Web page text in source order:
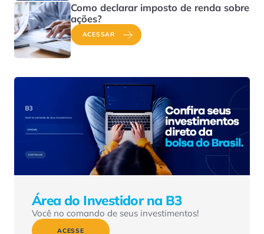
Como declarar imposto de renda sobre
ações?
ACESSAR
Área do Investidor na B3
Você no comando de seus investimentos!
ACESSE